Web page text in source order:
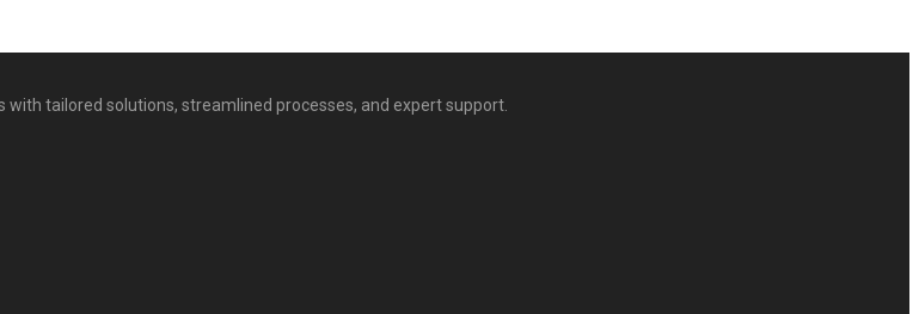
tailored solutions, streamlined processes, and expert support.